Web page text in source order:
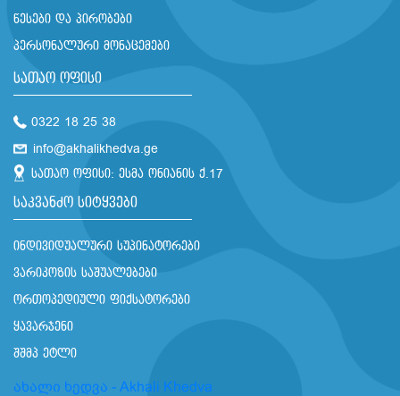
წესები და პირობები
პერსონალური მონაცემები
სათაო ოფისი
0322 18 25 38
info@akhalikhedva.ge
სათაო ოფისი: ესმა ონიანის ქ.17
საკვანძო სიტყვები
ინდივიდუალური სუპინატორები
ვარიკოზის საშუალებები
ორთოპედიული ფიქსატორები
ყავარჯენი
შშმპ ეტლი
ახალი ხედვა - Akhali Khedva